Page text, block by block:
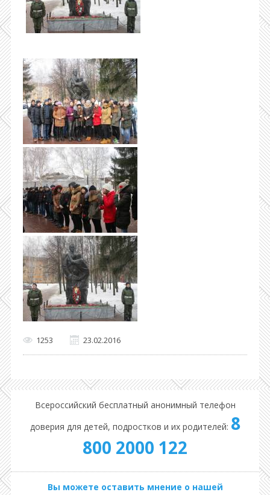
1253 23.02.2016
Всероссийский бесплатный анонимный телефон
доверия для детей, подростков и их родителей: 8
800 2000 122
Вы можете оставить мнение о нашей